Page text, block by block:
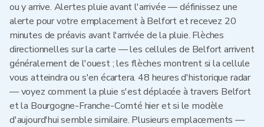
ou y arrive. Alertes pluie avant l'arrivée — définissez une
alerte pour votre emplacement à Belfort et recevez 20
minutes de préavis avant l'arrivée de la pluie. Flèches
directionnelles sur la carte — les cellules de Belfort arrivent
généralement de l'ouest ; les flèches montrent si la cellule
vous atteindra ou s'en écartera. 48 heures d'historique radar
— voyez comment la pluie s'est déplacée à travers Belfort
et la Bourgogne-Franche-Comté hier et si le modèle
d'aujourd'hui semble similaire. Plusieurs emplacements —